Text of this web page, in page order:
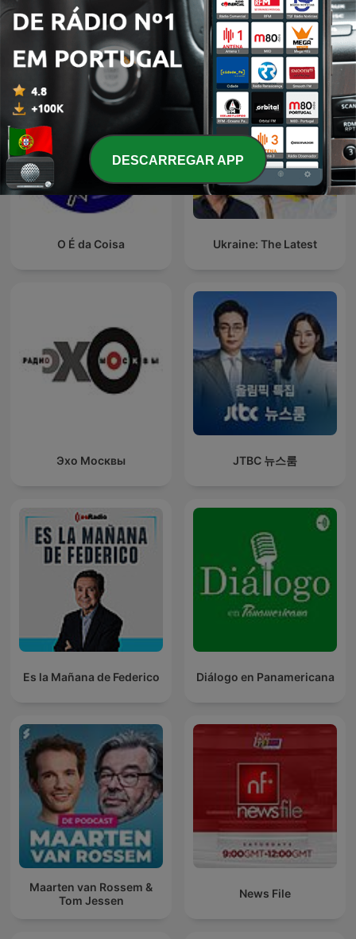
Podcasts internacionais de Notícias
O É da Coisa Ukraine: The Latest
Эхо Москвы JTBC 뉴스룸
Es la Mañana de Federico Diálogo en Panamericana
Maarten van Rossem &
Tom Jessen
News File
DESCARREGAR APP